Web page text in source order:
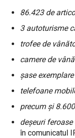
86.423 de
3 autoturisme
trofee de
camere de
șase
telefoane
precum și
deșeuri
în comunicatul